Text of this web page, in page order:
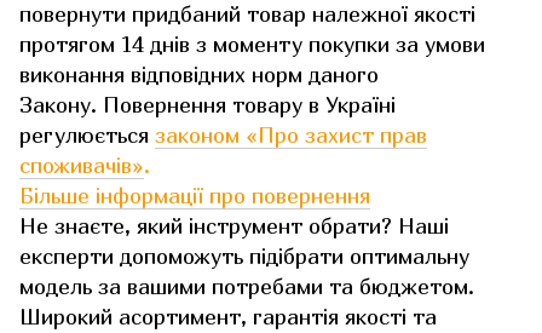
повернути придбаний товар належної якості
протягом 14 днів з моменту покупки за умови
виконання відповідних норм даного
Закону. Повернення товару в Україні
регулюється законом «Про захист прав
споживачів».
Більше інформації про повернення
Не знаєте, який інструмент обрати? Наші
експерти допоможуть підібрати оптимальну
модель за вашими потребами та бюджетом.
Широкий асортимент, гарантія якості та